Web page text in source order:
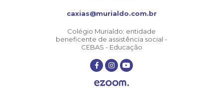
caxias@murialdo.com.br
Colégio Murialdo: entidade
beneficente de assistência social -
CEBAS - Educação